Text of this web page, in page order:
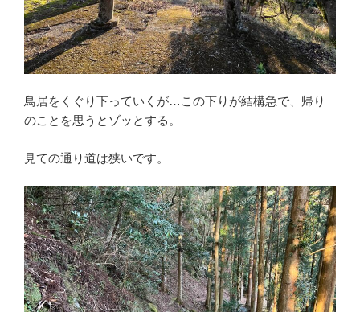
鳥居をくぐり下っていくが…この下りが結構急で、帰り
のことを思うとゾッとする。
見ての通り道は狭いです。